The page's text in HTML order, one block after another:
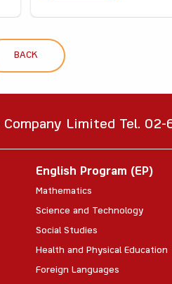
BACK
Limited Tel.
English Program (EP)
Mathematics
Science and Technology
Social Studies
Health and Physical Education
Foreign Languages